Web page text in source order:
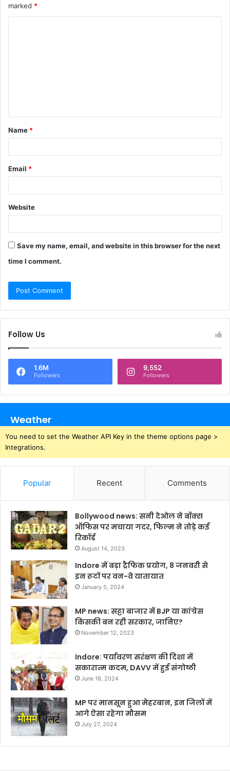
marked *
t
*
Name *
Email *
Website
Save my name, email, and website in this browser for the next
time I comment.
Follow Us
1.6M
Followers
9,552
Followers
Weather
You need to set the Weather API Key in the theme options page >
Integrations.
Popular Recent Comments
Bollywood news: सनी देओल ने बॉक्स
ऑफिस पर मचाया गदर, फिल्म ने तोड़े कई
रिकॉर्ड
August 14, 2023
Indore में बड़ा ट्रैफिक प्रयोग, 8 जनवरी से
इन रूटों पर वन-वे यातायात
January 5, 2024
MP news: सट्टा बाजार में BJP या कांग्रेस
किसकी बन रही सरकार, जानिए?
November 12, 2023
Indore: पर्यावरण सरंक्षण की दिशा में
सकारात्म कदम, DAVV में हुई संगोष्ठी
June 18, 2024
MP पर मानसून हुआ मेहरबान, इन जिलों में
आगे ऐसा रहेगा मौसम
July 27, 2024